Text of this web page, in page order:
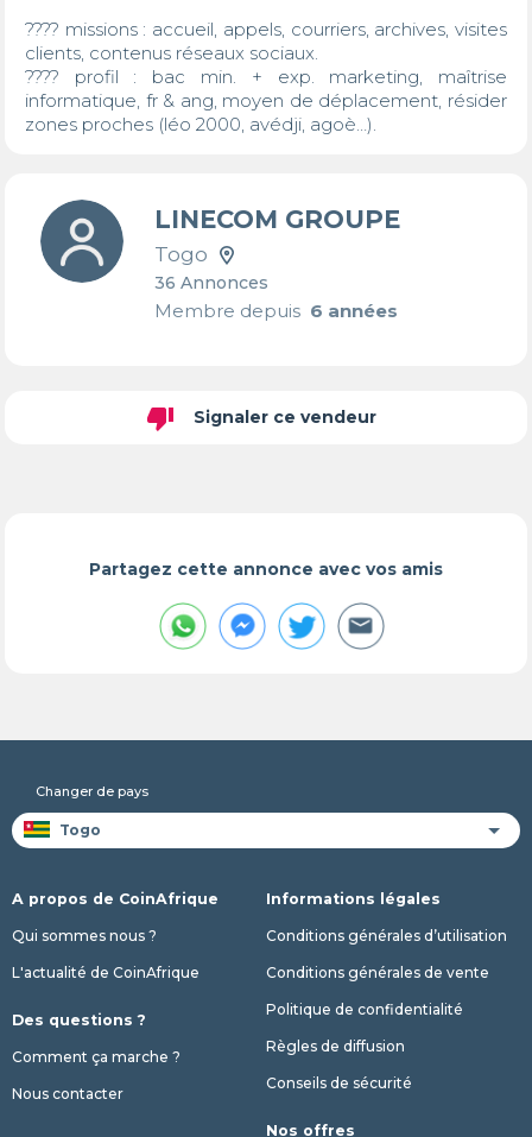
???? missions : accueil, appels, courriers, archives, visites
clients, contenus réseaux sociaux.
???? profil : bac min. + exp. marketing, maîtrise
informatique, fr & ang, moyen de déplacement, résider
zones proches (léo 2000, avédji, agoè…).
LINECOM GROUPE
Togo
36 Annonces
Membre depuis6 années
thumb_down Signaler ce vendeur
Partagez cette annonce avec vos amis
Changer de pays
A propos de CoinAfrique
Qui sommes nous ?
L'actualité de CoinAfrique
Des questions ?
Comment ça marche ?
Nous contacter
Informations légales
Conditions générales d’utilisation
Conditions générales de vente
Politique de confidentialité
Règles de diffusion
Conseils de sécurité
Nos offres